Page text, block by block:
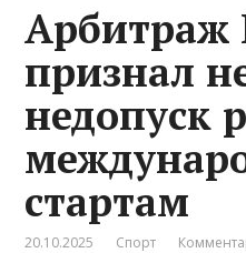
Арбитраж
признал
недопуск
стартам
20.10.2025 Спорт